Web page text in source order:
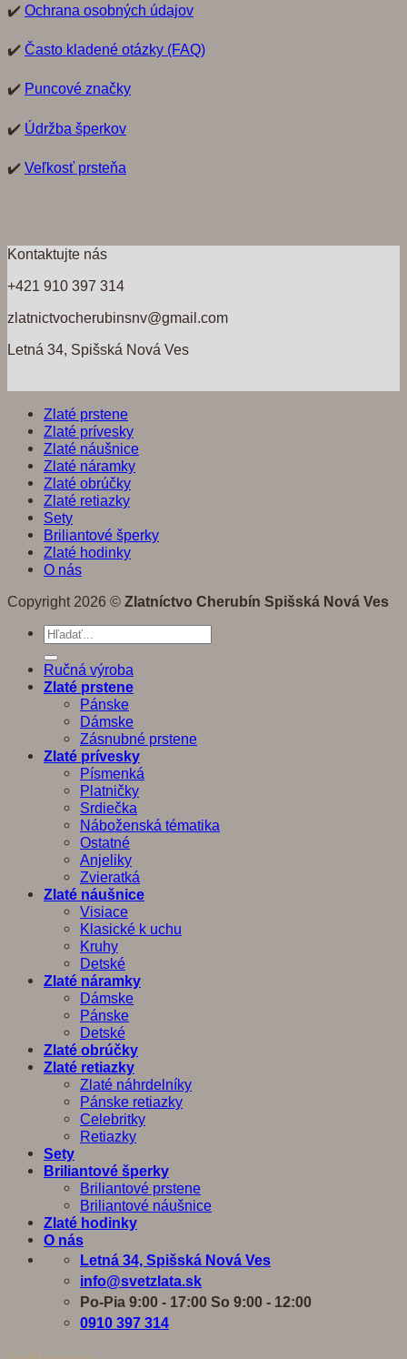
✔️ Ochrana osobných údajov
✔️ Často kladené otázky (FAQ)
✔️ Puncové značky
✔️ Údržba šperkov
✔️ Veľkosť prsteňa
Kontaktujte nás
+421 910 397 314
zlatnictvocherubinsnv@gmail.com
Letná 34, Spišská Nová Ves
Zlaté prstene
Zlaté prívesky
Zlaté náušnice
Zlaté náramky
Zlaté obrúčky
Zlaté retiazky
Sety
Briliantové šperky
Zlaté hodinky
O nás
Copyright 2026 © Zlatníctvo Cherubín Spišská Nová Ves
Hľadať:
Ručná výroba
Zlaté prstene
Pánske
Dámske
Zásnubné prstene
Zlaté prívesky
Písmenká
Platničky
Srdiečka
Náboženská tématika
Ostatné
Anjeliky
Zvieratká
Zlaté náušnice
Visiace
Klasické k uchu
Kruhy
Detské
Zlaté náramky
Dámske
Pánske
Detské
Zlaté obrúčky
Zlaté retiazky
Zlaté náhrdelníky
Pánske retiazky
Celebritky
Retiazky
Sety
Briliantové šperky
Briliantové prstene
Briliantové náušnice
Zlaté hodinky
O nás
Letná 34, Spišská Nová Ves
info@svetzlata.sk
Po-Pia 9:00 - 17:00 So 9:00 - 12:00
0910 397 314